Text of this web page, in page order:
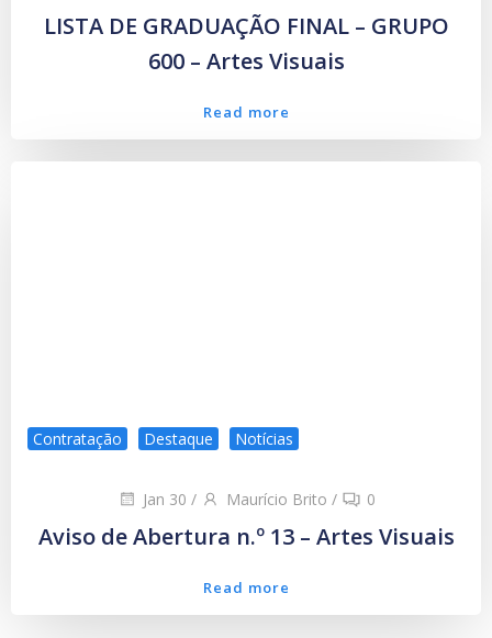
LISTA DE GRADUAÇÃO FINAL – GRUPO
600 – Artes Visuais
Read more
Contratação Destaque Notícias
Jan 30 / Maurício Brito / 0
Aviso de Abertura n.º 13 – Artes Visuais
Read more